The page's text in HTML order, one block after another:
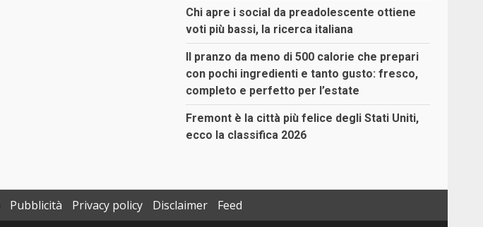
Chi apre i social da preadolescente ottiene
voti più bassi, la ricerca italiana
Il pranzo da meno di 500 calorie che prepari
con pochi ingredienti e tanto gusto: fresco,
completo e perfetto per l’estate
Fremont è la città più felice degli Stati Uniti,
ecco la classifica 2026
Pubblicità Privacy policy Disclaimer Feed